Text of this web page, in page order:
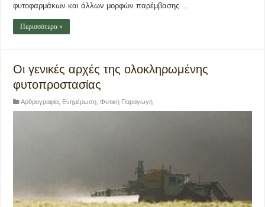
φυτοφαρμάκων και άλλων μορφών παρέμβασης …
Περισσότερα »
Οι γενικές αρχές της ολοκληρωμένης
φυτοπροστασίας
Αρθρογραφία Ενημέρωση ,Φυτική Παραγωγή